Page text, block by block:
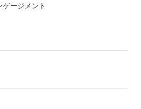
ゲージメント